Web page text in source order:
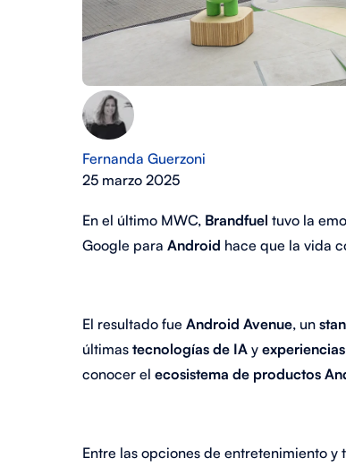
Fernanda Guerzoni
25 marzo 2025
En el último MWC, Brandfuel tuvo la
Google para Android hace que la vida
El resultado fue Android Avenue, un
últimas tecnologías de IA y
conocer el ecosistema de productos
Entre las opciones de entretenimiento